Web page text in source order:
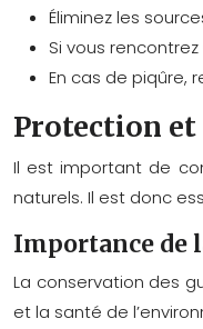
Éliminez les
Si vous
En cas de piqûre,
Protection et
Il est important de
naturels. Il est donc
Importance de
La conservation des
et la santé de